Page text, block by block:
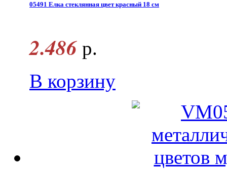
05491 Елка стеклянная цвет красный 18 см
2.486 р.
В корзину